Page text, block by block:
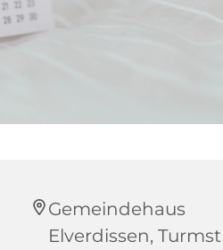
Gemeindehaus
Elverdissen,